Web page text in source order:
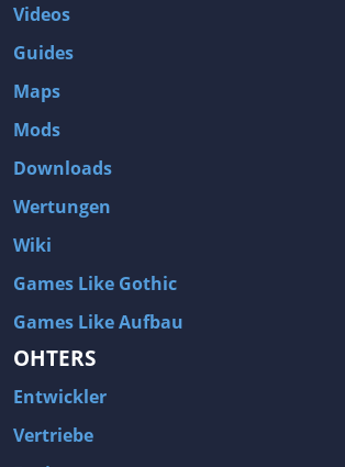
Videos
Guides
Maps
Mods
Downloads
Wertungen
Wiki
Games Like Gothic
Games Like Aufbau
OHTERS
Entwickler
Vertriebe